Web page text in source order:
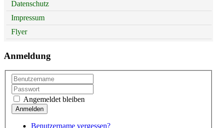
Datenschutz
Impressum
Flyer
Anmeldung
Angemeldet bleiben
Benutzername vergessen?